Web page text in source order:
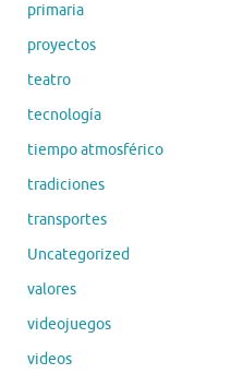
primaria
proyectos
teatro
tecnología
tiempo atmosférico
tradiciones
transportes
Uncategorized
valores
videojuegos
videos